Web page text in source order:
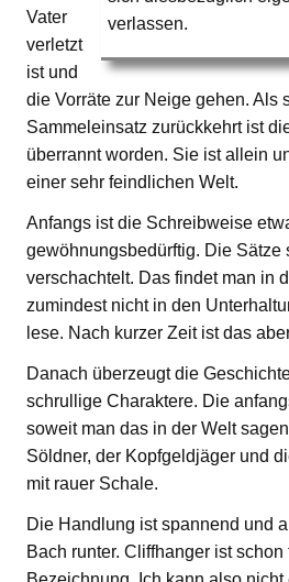
verlassen.
Vater
verletzt
ist und
die Vorräte zur Neige gehen. Als
Sammeleinsatz zurückkehrt ist
überrannt worden. Sie ist allein
einer sehr feindlichen Welt.
Anfangs ist die Schreibweise
gewöhnungsbedürftig. Die Sätze
verschachtelt. Das findet man in
zumindest nicht in den
lese. Nach kurzer Zeit ist das
Danach überzeugt die
schrullige Charaktere. Die
soweit man das in der Welt
Söldner, der Kopfgeldjäger und
mit rauer Schale.
Die Handlung ist spannend und
Bach runter. Cliffhanger ist